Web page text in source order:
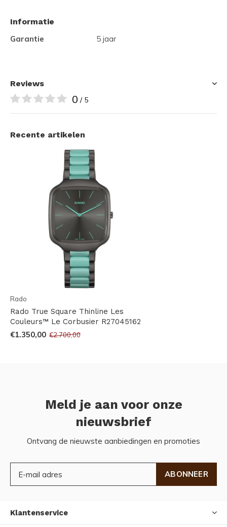
Informatie
Garantie
5 jaar
Reviews
0 / 5
Recente artikelen
Rado
Rado True Square Thinline Les
Couleurs™ Le Corbusier R27045162
€1.350,00 €2.700,00
Meld je aan voor onze
nieuwsbrief
Ontvang de nieuwste aanbiedingen en promoties
ABONNEER
Klantenservice